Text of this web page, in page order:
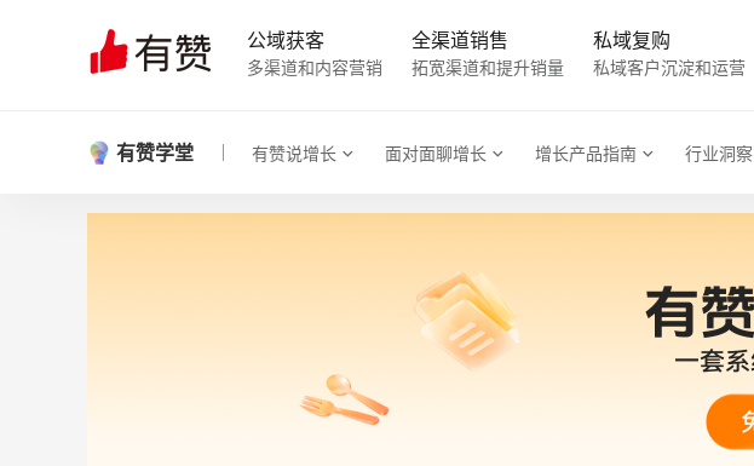
公域获客
多渠道和内容营销
全渠道销售
拓宽渠道和提升销量
私域复购
私域客户沉淀和运营
有赞学堂 有赞说增长 面对面聊增长 增长产品指南 行业洞察